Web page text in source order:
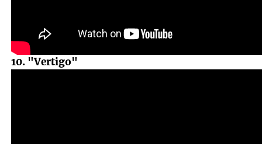
10. "Vertigo"